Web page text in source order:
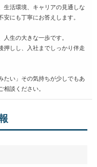
生活環境、キャリアの見通しな
にも丁寧にお答えします。
生の大きな一歩です。
押しし、入社までしっかり伴走
たい」その気持ちが少しでもあ
談ください。